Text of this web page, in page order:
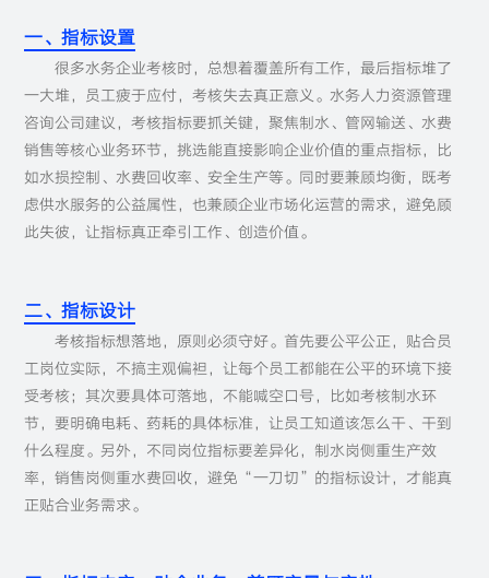
一、指标设置
很多水务企业考核时，总想着覆盖所有工作，最后指标堆了
一大堆，员工疲于应付，考核失去真正意义。水务人力资源管理
咨询公司建议，考核指标要抓关键，聚焦制水、管网输送、水费
销售等核心业务环节，挑选能直接影响企业价值的重点指标，比
如水损控制、水费回收率、安全生产等。同时要兼顾均衡，既考
虑供水服务的公益属性，也兼顾企业市场化运营的需求，避免顾
此失彼，让指标真正牵引工作、创造价值。
二、指标设计
考核指标想落地，原则必须守好。首先要公平公正，贴合员
工岗位实际，不搞主观偏袒，让每个员工都能在公平的环境下接
受考核；其次要具体可落地，不能喊空口号，比如考核制水环
节，要明确电耗、药耗的具体标准，让员工知道该怎么干、干到
什么程度。另外，不同岗位指标要差异化，制水岗侧重生产效
率，销售岗侧重水费回收，避免“一刀切”的指标设计，才能真
正贴合业务需求。